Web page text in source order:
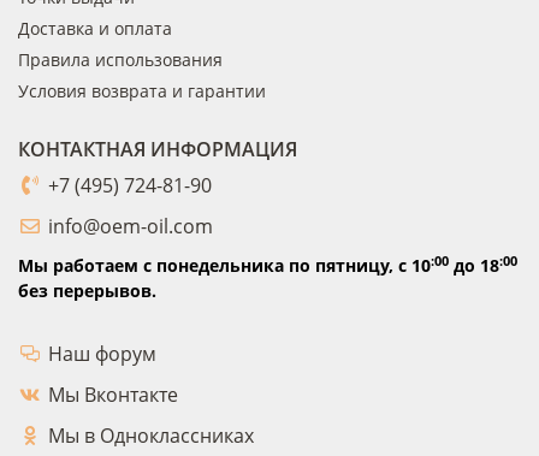
Доставка и оплата
Правила использования
Условия возврата и гарантии
КОНТАКТНАЯ ИНФОРМАЦИЯ
+7 (495) 724-81-90
info@oem-oil.com
Мы работаем с понедельника по пятницу, с 10:00 до 18:00
без перерывов.
Наш форум
Мы Вконтакте
Мы в Одноклассниках